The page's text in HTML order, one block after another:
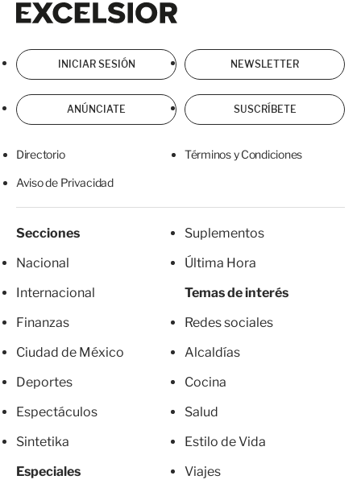
INICIAR SESIÓN NEWSLETTER
ANÚNCIATE SUSCRÍBETE
Directorio Términos y Condiciones
Aviso de Privacidad
Secciones
Nacional
Internacional
Finanzas
Ciudad de México
Deportes
Espectáculos
Sintetika
Especiales
Suplementos
Última Hora
Temas de interés
Redes sociales
Alcaldías
Cocina
Salud
Estilo de Vida
Viajes